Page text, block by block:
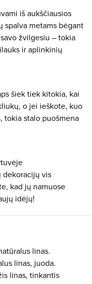
iš aukščiausios
spalva metams bėgant
žvilgesiu – tokia
ir aplinkinių
šiek tiek kitokia, kai
o jei ieškote, kuo
tokia stalo puošmena
dekoracijų vis
kad jų namuose
idėjų!
linas.
linas, juoda.
linas, tinkantis